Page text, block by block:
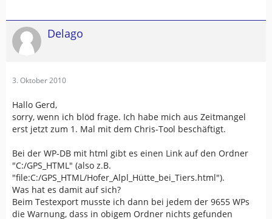
Delago
3. Oktober 2010
Hallo Gerd,
sorry, wenn ich blöd frage. Ich habe mich aus Zeitmangel
erst jetzt zum 1. Mal mit dem Chris-Tool beschäftigt.
Bei der WP-DB mit html gibt es einen Link auf den Ordner
"C:/GPS_HTML" (also z.B.
"file:C:/GPS_HTML/Hofer_Alpl_Hütte_bei_Tiers.html").
Was hat es damit auf sich?
Beim Testexport musste ich dann bei jedem der 9655 WPs
die Warnung, dass in obigem Ordner nichts gefunden